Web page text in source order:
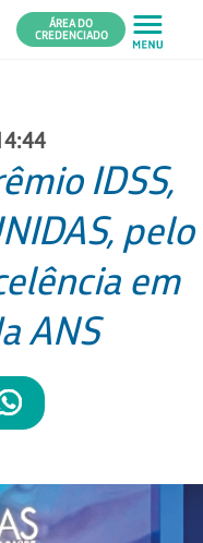
ÁREA DO
CREDENCIADO
IDSS,
pelo
em
ANS